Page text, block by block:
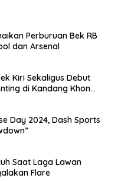
Perburuan Bek RB
dan Arsenal
Kiri Sekaligus Debut
di Kandang Khon
Day 2024, Dash Sports
Saat Laga Lawan
Flare